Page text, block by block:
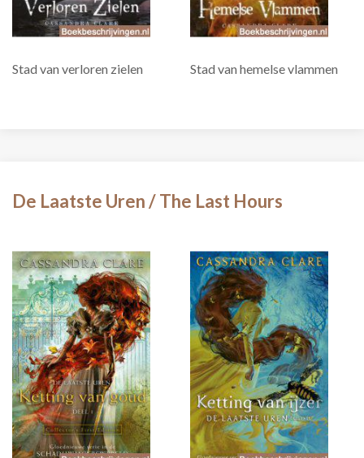
Stad van verloren zielen Stad van hemelse vlammen
De Laatste Uren / The Last Hours